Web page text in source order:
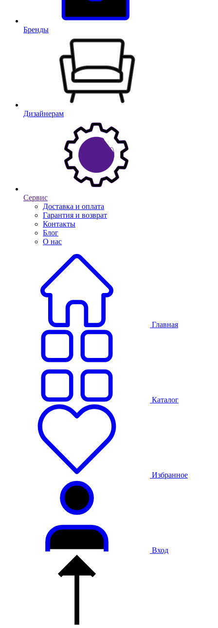
Бренды
Дизайнерам
Сервис
Доставка и оплата
Гарантия и возврат
Контакты
Блог
О нас
Главная
Каталог
Избранное
Вход